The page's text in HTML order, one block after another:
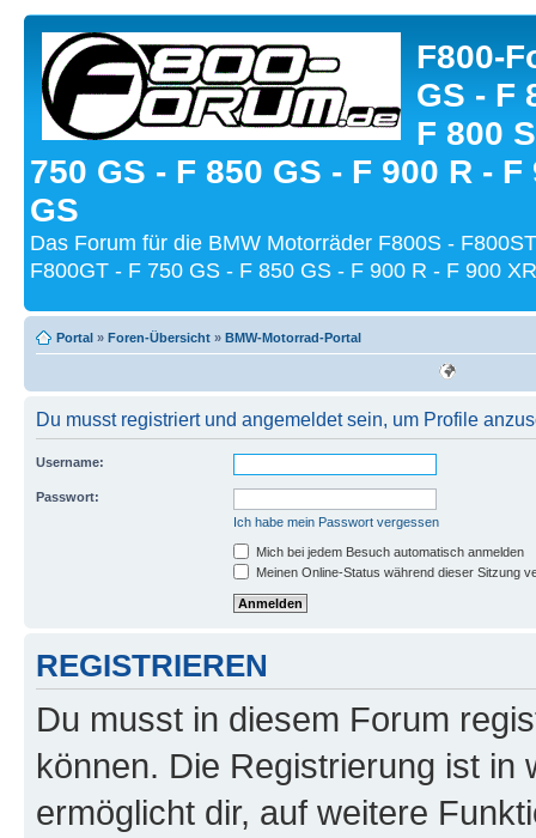
F800-
GS - F
F 800
750 GS - F 850 GS - F 900 R - F
GS
Das Forum für die BMW Motorräder F800S -
F800GT - F 750 GS - F 850 GS - F 900 R - F 900
Portal » Foren-Übersicht » BMW-Motorrad-Portal
Du musst registriert und angemeldet sein, um Profile
Username:
Passwort:
Ich habe mein Passwort vergessen
Mich bei jedem Besuch automatisch anmelden
Meinen Online-Status während dieser Sitzung
REGISTRIEREN
Du musst in diesem Forum
können. Die Registrierung ist in
ermöglicht dir, auf weitere